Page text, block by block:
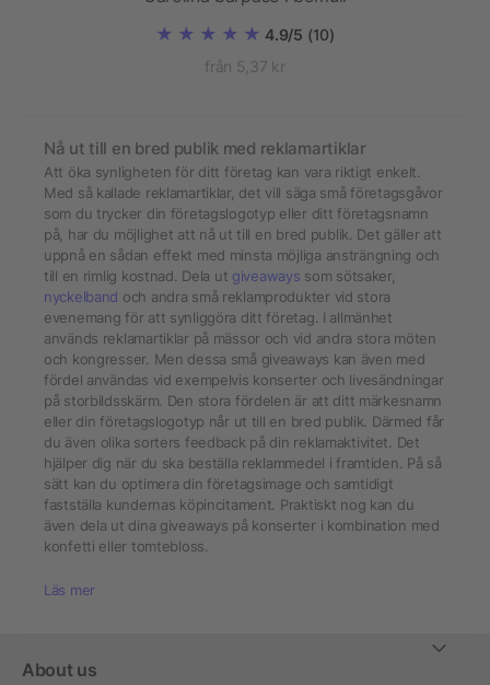
4.9/5 (10)
från 5,37 kr
Nå ut till en bred publik med reklamartiklar
Att öka synligheten för ditt företag kan vara riktigt enkelt.
Med så kallade reklamartiklar, det vill säga små företagsgåvor
som du trycker din företagslogotyp eller ditt företagsnamn
på, har du möjlighet att nå ut till en bred publik. Det gäller att
uppnå en sådan effekt med minsta möjliga ansträngning och
till en rimlig kostnad. Dela ut giveaways som sötsaker,
nyckelband och andra små reklamprodukter vid stora
evenemang för att synliggöra ditt företag. I allmänhet
används reklamartiklar på mässor och vid andra stora möten
och kongresser. Men dessa små giveaways kan även med
fördel användas vid exempelvis konserter och livesändningar
på storbildsskärm. Den stora fördelen är att ditt märkesnamn
eller din företagslogotyp når ut till en bred publik. Därmed får
du även olika sorters feedback på din reklamaktivitet. Det
hjälper dig när du ska beställa reklammedel i framtiden. På så
sätt kan du optimera din företagsimage och samtidigt
fastställa kundernas köpincitament. Praktiskt nog kan du
även dela ut dina giveaways på konserter i kombination med
konfetti eller tomtebloss.
Läs mer
About us